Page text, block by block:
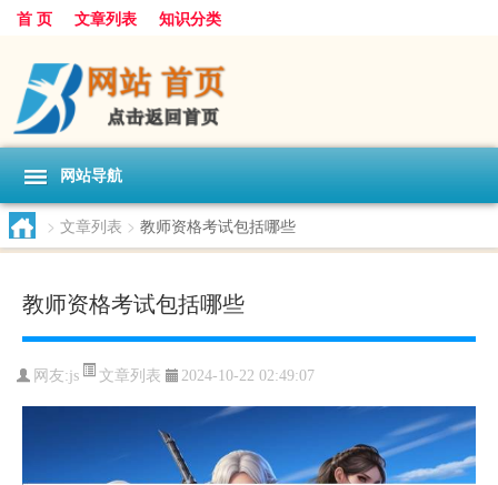
首 页 文章列表 知识分类
网站导航
> 文章列表 > 教师资格考试包括哪些
教师资格考试包括哪些
网友:js 文章列表 2024-10-22 02:49:07